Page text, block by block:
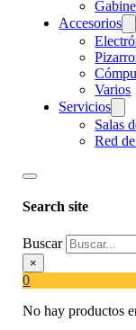
Accesorios
Varios
Servicios
Salas
Red
Search site
Buscar
×
0
No hay productos